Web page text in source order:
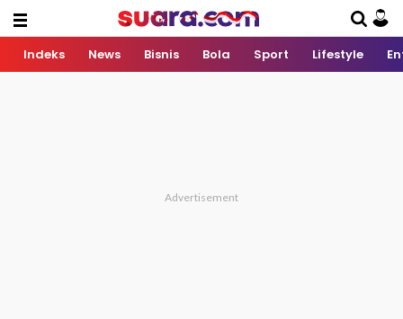
Indeks News Bisnis Bola Sport Lifestyle